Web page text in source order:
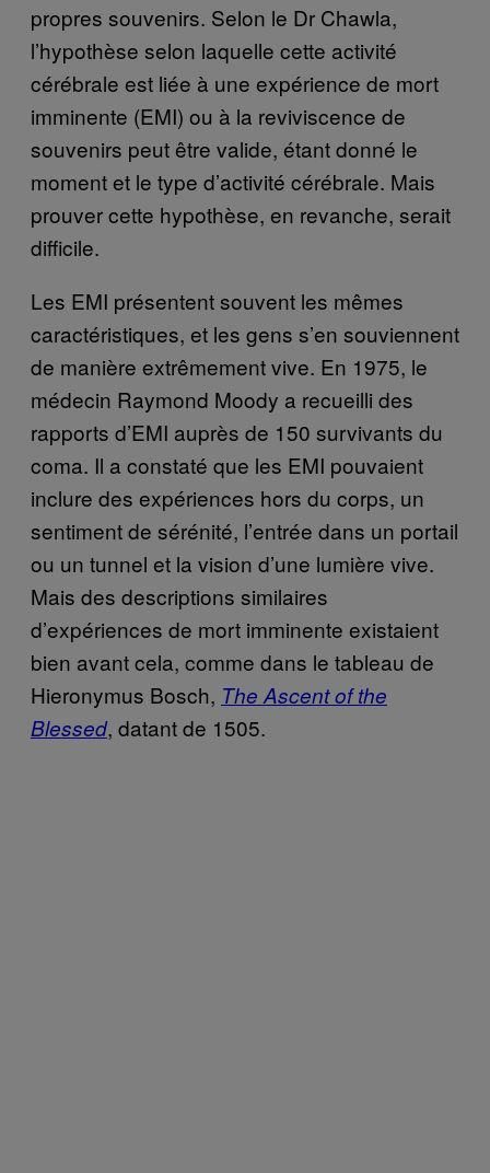
propres souvenirs. Selon le Dr Chawla,
l’hypothèse selon laquelle cette activité
cérébrale est liée à une expérience de mort
imminente (EMI) ou à la reviviscence de
souvenirs peut être valide, étant donné le
moment et le type d’activité cérébrale. Mais
prouver cette hypothèse, en revanche, serait
difficile.
Les EMI présentent souvent les mêmes
caractéristiques, et les gens s’en souviennent
de manière extrêmement vive. En 1975, le
médecin Raymond Moody a recueilli des
rapports d’EMI auprès de 150 survivants du
coma. Il a constaté que les EMI pouvaient
inclure des expériences hors du corps, un
sentiment de sérénité, l’entrée dans un portail
ou un tunnel et la vision d’une lumière vive.
Mais des descriptions similaires
d’expériences de mort imminente existaient
bien avant cela, comme dans le tableau de
Hieronymus Bosch, The Ascent of the
Blessed, datant de 1505.